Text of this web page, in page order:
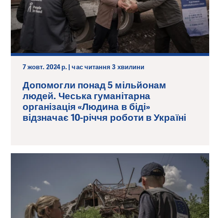
7 жовт. 2024 р. | час читання 3 хвилини
Допомогли понад 5 мільйонам
людей. Чеська гуманітарна
організація «Людина в біді»
відзначає 10-річчя роботи в Україні